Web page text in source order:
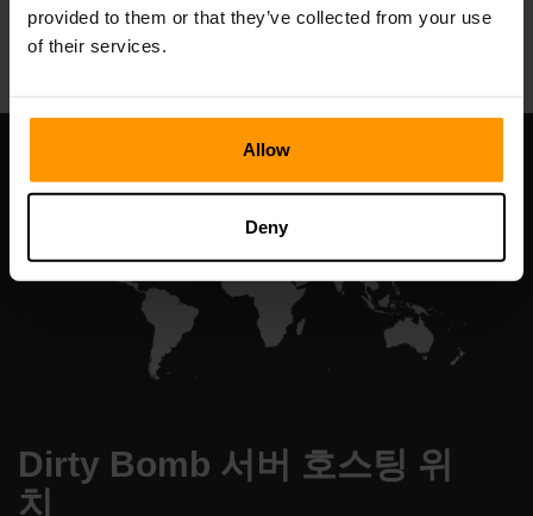
provided to them or that they’ve collected from your use
of their services.
Allow
Deny
All Games
Dirty Bomb 서버 호스팅 위
치